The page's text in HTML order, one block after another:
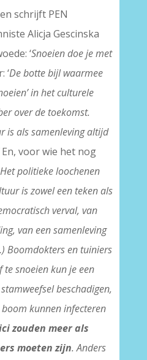
schrijft PEN
Alicja Gescinska
‘Snoeien doe je met
‘De botte bijl waarmee
in het culturele
over de toekomst.
is als samenleving altijd
En, voor wie het nog
Het politieke loochenen
is zowel een teken als
verval, van
van een samenleving
Boomdokters en tuiniers
snoeien kun je een
beschadigen,
kunnen infecteren
zouden meer als
moeten zijn. Anders